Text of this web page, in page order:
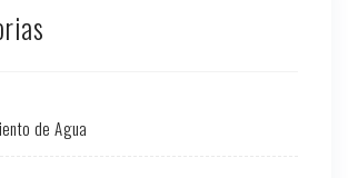
de Agua